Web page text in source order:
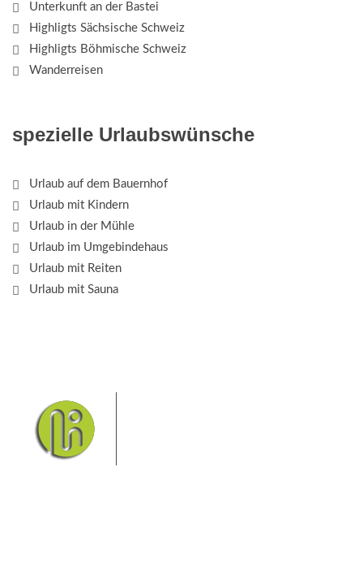
Unterkunft an der Bastei
Highligts Sächsische Schweiz
Highligts Böhmische Schweiz
Wanderreisen
spezielle Urlaubswünsche
Urlaub auf dem Bauernhof
Urlaub mit Kindern
Urlaub in der Mühle
Urlaub im Umgebindehaus
Urlaub mit Reiten
Urlaub mit Sauna